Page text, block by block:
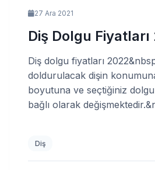
27 Ara 2021
Diş Dolgu
Diş dolgu fiyatları
doldurulacak dişin
boyutuna ve seçtiğiniz
bağlı olarak
Diş